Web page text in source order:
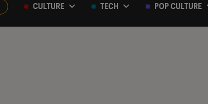
CULTURE TECH POP CULTURE